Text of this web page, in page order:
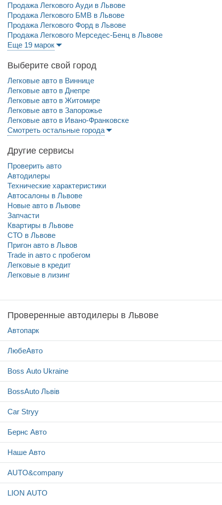
Продажа Легкового Ауди в Львове
Продажа Легкового БМВ в Львове
Продажа Легкового Форд в Львове
Продажа Легкового Мерседес-Бенц в Львове
Еще 19 марок
Выберите свой город
Легковые авто в Виннице
Легковые авто в Днепре
Легковые авто в Житомире
Легковые авто в Запорожье
Легковые авто в Ивано-Франковске
Смотреть остальные города
Другие сервисы
Проверить авто
Автодилеры
Технические характеристики
Автосалоны в Львове
Новые авто в Львове
Запчасти
Квартиры в Львове
СТО в Львове
Пригон авто в Львов
Trade in авто c пробегом
Легковые в кредит
Легковые в лизинг
Проверенные автодилеры в Львове
Автопарк
ЛюбеАвто
Boss Auto Ukraine
BossAuto Львів
Car Stryy
Бернс Авто
Наше Авто
AUTO&company
LION AUTO